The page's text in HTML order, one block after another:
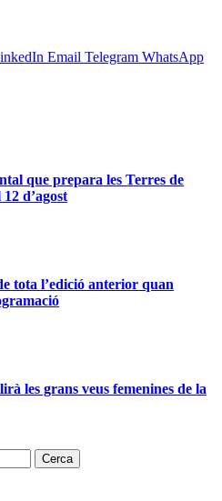
Email Telegram WhatsApp
que prepara les Terres de
d’agost
tota l’edició anterior quan
les grans veus femenines de la